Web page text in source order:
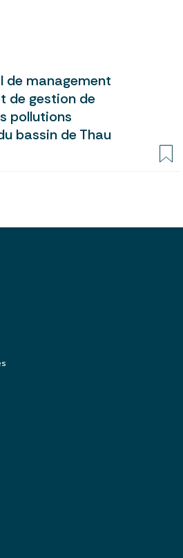
de management
de gestion de
pollutions
bassin de Thau